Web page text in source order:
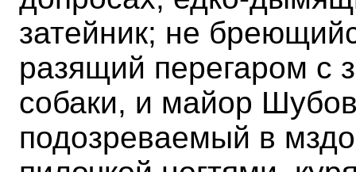
затейник; не
разящий перегаром с
собаки, и майор
подозреваемый в